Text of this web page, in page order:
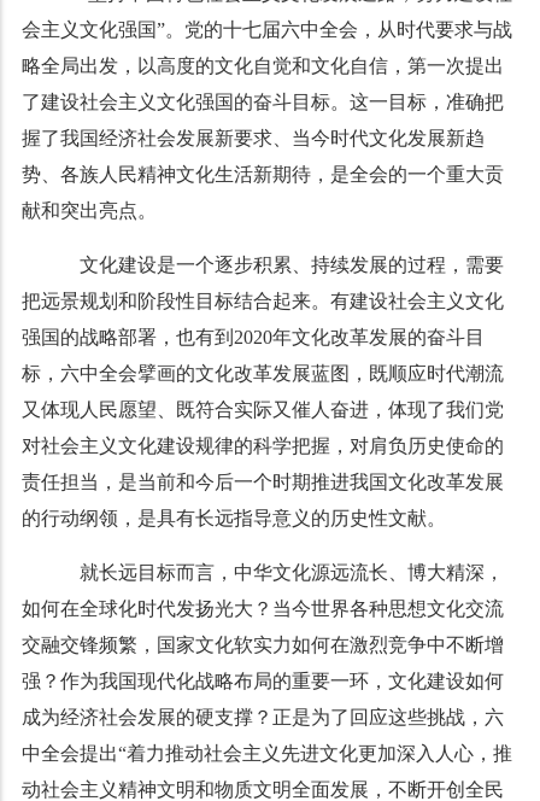
会主义文化强国”。党的十七届六中全会，从时代要求与战
略全局出发，以高度的文化自觉和文化自信，第一次提出
了建设社会主义文化强国的奋斗目标。这一目标，准确把
握了我国经济社会发展新要求、当今时代文化发展新趋
势、各族人民精神文化生活新期待，是全会的一个重大贡
献和突出亮点。
文化建设是一个逐步积累、持续发展的过程，需要
把远景规划和阶段性目标结合起来。有建设社会主义文化
强国的战略部署，也有到2020年文化改革发展的奋斗目
标，六中全会擘画的文化改革发展蓝图，既顺应时代潮流
又体现人民愿望、既符合实际又催人奋进，体现了我们党
对社会主义文化建设规律的科学把握，对肩负历史使命的
责任担当，是当前和今后一个时期推进我国文化改革发展
的行动纲领，是具有长远指导意义的历史性文献。
就长远目标而言，中华文化源远流长、博大精深，
如何在全球化时代发扬光大？当今世界各种思想文化交流
交融交锋频繁，国家文化软实力如何在激烈竞争中不断增
强？作为我国现代化战略布局的重要一环，文化建设如何
成为经济社会发展的硬支撑？正是为了回应这些挑战，六
中全会提出“着力推动社会主义先进文化更加深入人心，推
动社会主义精神文明和物质文明全面发展，不断开创全民